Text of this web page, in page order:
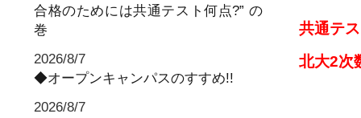
合格のためには共通テスト何点?” の
巻
2026/8/7
◆オープンキャンパスのすすめ!!
2026/8/7
共通テ
北大2次